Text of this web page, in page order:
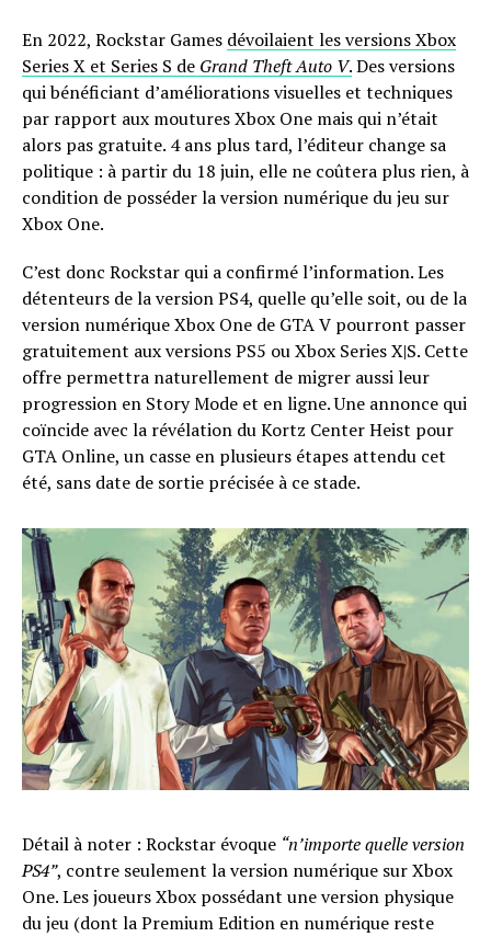
En 2022, Rockstar Games dévoilaient les versions Xbox
Series X et Series S de Grand Theft Auto V.Des versions
qui bénéficiant d’améliorations visuelles et techniques
par rapport aux moutures Xbox One mais qui n’était
alors pas gratuite. 4 ans plus tard, l’éditeur change sa
politique : à partir du 18 juin, elle ne coûtera plus rien, à
condition de posséder la version numérique du jeu sur
Xbox One.
C’est donc Rockstar qui a confirmé l’information. Les
détenteurs de la version PS4, quelle qu’elle soit, ou de la
version numérique Xbox One de GTA V pourront passer
gratuitement aux versions PS5 ou Xbox Series X|S. Cette
offre permettra naturellement de migrer aussi leur
progression en Story Mode et en ligne. Une annonce qui
coïncide avec la révélation du Kortz Center Heist pour
GTA Online, un casse en plusieurs étapes attendu cet
été, sans date de sortie précisée à ce stade.
Détail à noter : Rockstar évoque “n’importe quelle version
PS4”, contre seulement la version numérique sur Xbox
One. Les joueurs Xbox possédant une version physique
du jeu (dont la Premium Edition en numérique reste